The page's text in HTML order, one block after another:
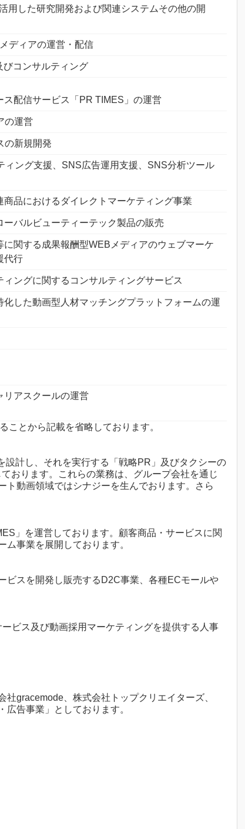
用した研究開発および関連システムその他の開
ディアの運営・配信
びコンサルティング
ス配信サービス「PR TIMES」の運営
の運営
の新規開発
ィング支援、SNS広告運用支援、SNS分析ツール
商品におけるダイレクトマーケティング事業
ーバルビューティーテック製品の販売
に関する成果報酬型WEBメディアのウェブマーケ
代行
ィングに関するコンサルティングサービス
化した動画型人材マッチングプラットフォームの運
リアスクールの運営
ことから記載を省略しております。
計し、それを実行する「戦略PR」及びタクシーの
おります。これらの業務は、グループ会社を通じ
動画領域ではシナジーを生んでおります。さら
」を運営しております。顧客商品・サービスに関
事業を展開しております。
ビスを開発し販売するD2C事業、各種ECモールや
ビス及び動画採用マーケティングを提供する人事
gracemode、株式会社トップクリエイターズ、
告事業」としております。